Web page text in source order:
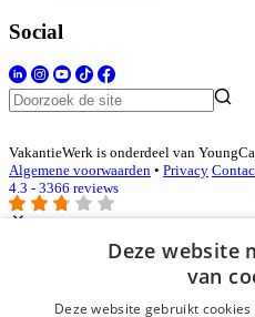
Social
VakantieWerk is onderdeel van
Algemene voorwaarden • Privacy
4.3 - 3366 reviews
E-mail*
Deze website
van
Deze website gebruikt